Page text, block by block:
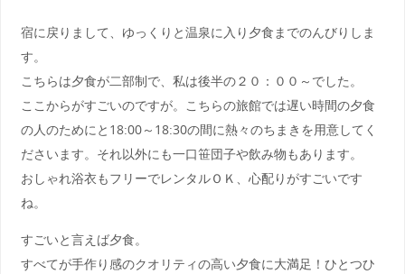
宿に戻りまして、ゆっくりと温泉に入り夕食までのんびりしま
す。
こちらは夕食が二部制で、私は後半の２０：００～でした。
ここからがすごいのですが。こちらの旅館では遅い時間の夕食
の人のためにと18:00～18:30の間に熱々のちまきを用意してく
ださいます。それ以外にも一口笹団子や飲み物もあります。
おしゃれ浴衣もフリーでレンタルＯＫ、心配りがすごいです
ね。
すごいと言えば夕食。
すべてが手作り感のクオリティの高い夕食に大満足！ひとつひ